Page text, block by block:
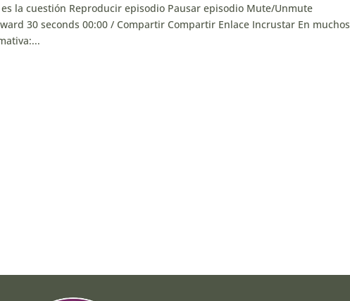
la cuestión Reproducir episodio Pausar episodio Mute/Unmute
30 seconds 00:00 / Compartir Compartir Enlace Incrustar En muchos